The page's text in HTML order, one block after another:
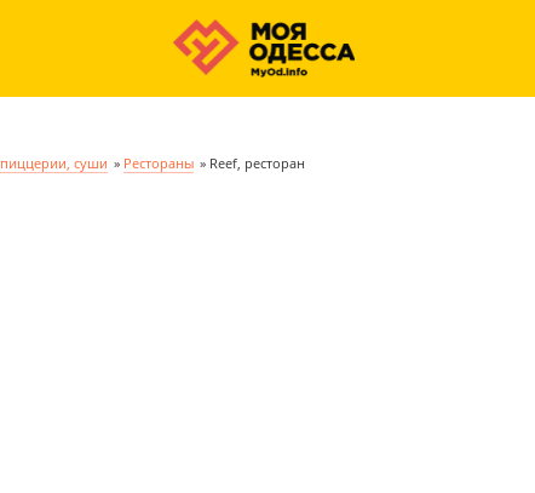
суши » Рестораны » Reef, ресторан